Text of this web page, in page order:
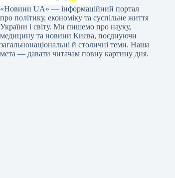
«Новини UA» — інформаційний портал
про політику, економіку та суспільне життя
України і світу. Ми пишемо про науку,
медицину та новини Києва, поєднуючи
загальнонаціональні й столичні теми. Наша
мета — давати читачам повну картину дня.